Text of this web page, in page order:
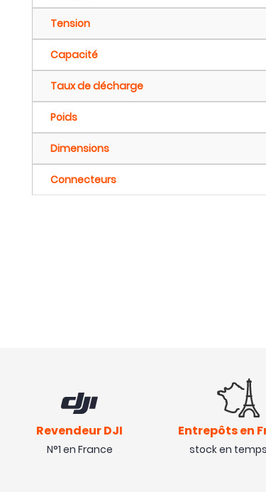
Tension
Capacité
Taux de décharge
Poids
Dimensions
Connecteurs
Revendeur DJI
N°1 en France
Entrepôts en
stock en